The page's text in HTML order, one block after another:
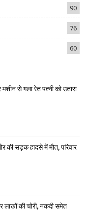
90
76
60
मशीन से गला रेत पत्नी को उतारा
की सड़क हादसे में मौत, परिवार
लाखों की चोरी, नकदी समेत